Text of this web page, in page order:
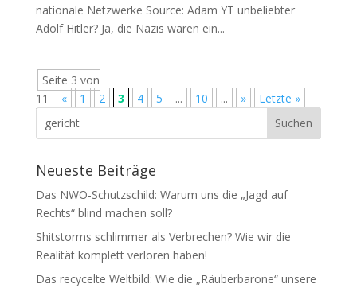
na­tio­na­le Netzwerke Source: Adam YT unbe­lieb­ter
Adolf Hitler? Ja, die Nazis waren ein...
Seite 3 von
11
« 1 2 3 4 5 ... 10 ... » Letzte »
Neueste Beiträge
Das NWO-Schutzschild: Warum uns die „Jagd auf
Rechts“ blind machen soll?
Shitstorms schlimmer als Verbrechen? Wie wir die
Realität komplett verloren haben!
Das recycelte Weltbild: Wie die „Räuberbarone“ unsere